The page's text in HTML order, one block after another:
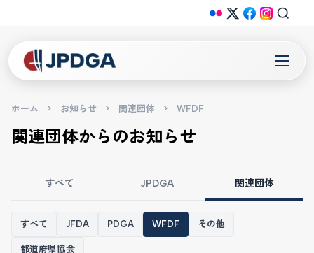
ホーム > お知らせ > 関連団体 > WFDF
関連団体からのお知らせ
すべて JPDGA 関連団体
すべて JFDA PDGA WFDF その他
都道府県協会